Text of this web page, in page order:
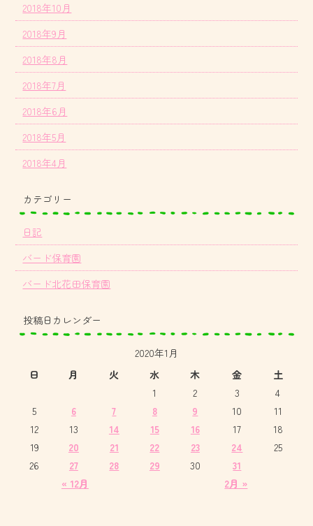
2018年10月
2018年9月
2018年8月
2018年7月
2018年6月
2018年5月
2018年4月
カテゴリー
日記
バード保育園
バード北花田保育園
投稿日カレンダー
2020年1月
日
月 火 水 木 金 土
« 12月 2月 »
1 2 3
4
5
6 7 8 9 10
11
12
13 14 15 16 17
18
19
20 21 22 23 24
25
26
27 28 29 30 31